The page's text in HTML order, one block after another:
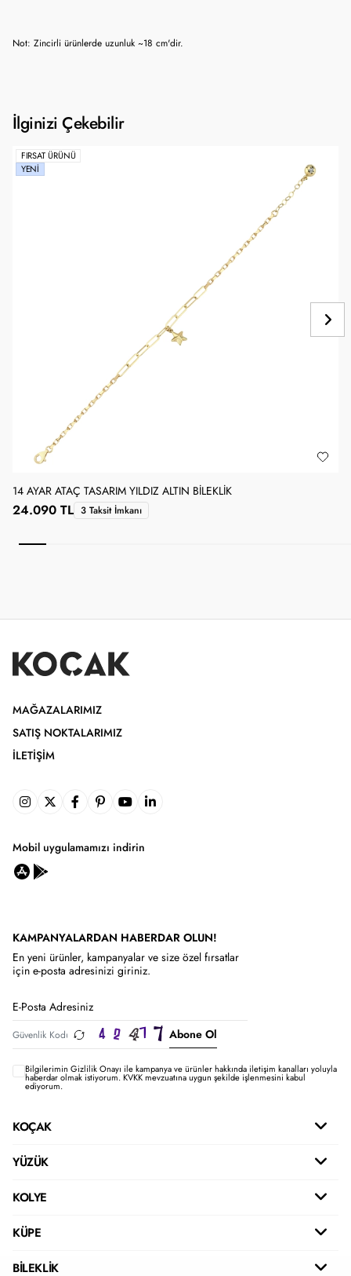
Not: Zincirli ürünlerde uzunluk ~18 cm'dir.
İlginizi Çekebilir
FIRSAT ÜRÜNÜ
YENI
14 AYAR ATAÇ TASARIM YILDIZ ALTIN BILEKLIK
24.090 TL 3 Taksit İmkanı
MAĞAZALARIMIZ
SATIŞ NOKTALARIMIZ
İLETIŞIM
Mobil uygulamamızı indirin
KAMPANYALARDAN HABERDAR OLUN!
En yeni ürünler, kampanyalar ve size özel fırsatlar
için e-posta adresinizi giriniz.
Abone Ol
Bilgilerimin Gizlilik Onayı ile kampanya ve ürünler hakkında iletişim kanalları yoluyla
haberdar olmak istiyorum.KVKK mevzuatına uygun şekilde işlenmesini kabul
ediyorum.
KOÇAK
YÜZÜK
KOLYE
KÜPE
BİLEKLİK